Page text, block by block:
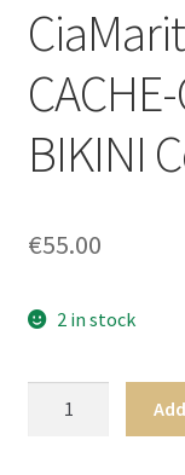
Femme
Homme
Maillot de bain
BIKINI
€55.00
2 in stock